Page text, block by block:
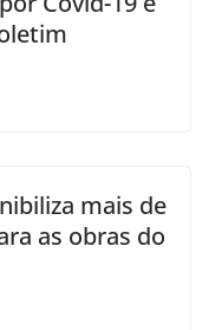
mais de
as obras do